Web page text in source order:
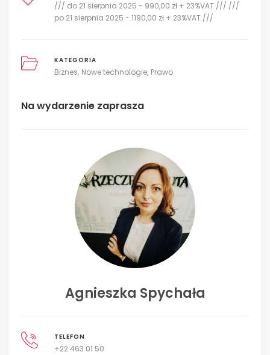
/// do 21 sierpnia 2025 - 990,00 zł + 23%VAT /// ///
po 21 sierpnia 2025 - 1190,00 zł + 23%VAT ///
KATEGORIA
Biznes Nowe technologie Prawo
Na wydarzenie zaprasza
Agnieszka Spychała
TELEFON
+22 463 01 50